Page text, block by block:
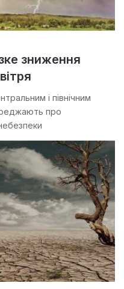
зниження
і північним
про